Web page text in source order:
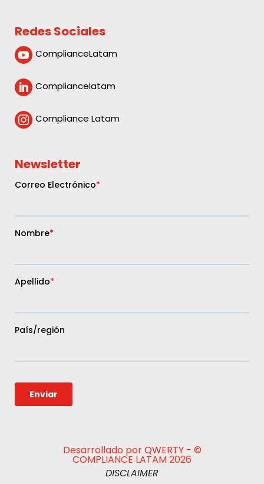
Redes Sociales
 ComplianceLatam
 Compliancelatam
 Compliance Latam
Newsletter
Desarrollado porQWERTY- ©
COMPLIANCE LATAM 2026
DISCLAIMER